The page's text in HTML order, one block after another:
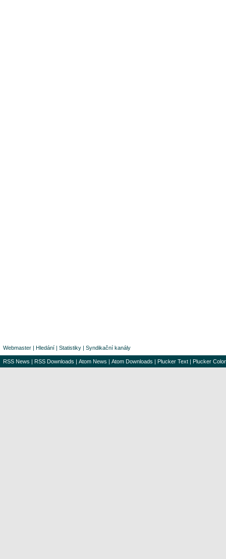
Webmaster | Hledání | Statistiky | Syndikační kanály
RSS News | RSS Downloads | Atom News | Atom Downloads | Plucker Text | Plucker Color